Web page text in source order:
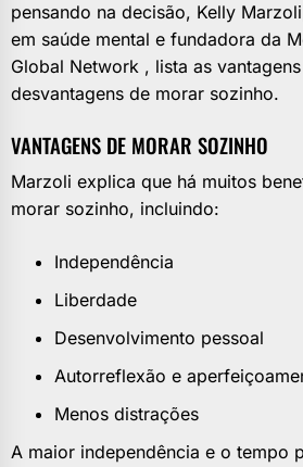
pensando na decisão, Kelly
em saúde mental e fundadora da
Global Network , lista as
desvantagens de morar sozinho.
VANTAGENS DE MORAR SOZINHO
Marzoli explica que há muitos
morar sozinho, incluindo:
Independência
Liberdade
Desenvolvimento pessoal
Autorreflexão e
Menos distrações
A maior independência e o tempo